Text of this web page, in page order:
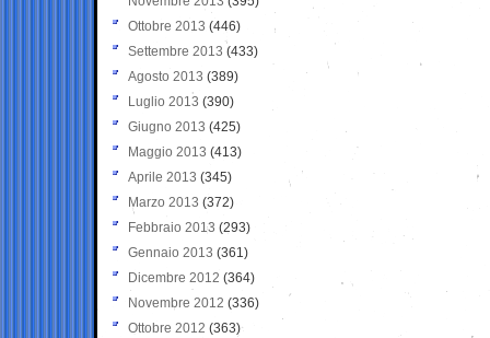
Ottobre 2013 (446)
Settembre 2013 (433)
Agosto 2013 (389)
Luglio 2013 (390)
Giugno 2013 (425)
Maggio 2013 (413)
Aprile 2013 (345)
Marzo 2013 (372)
Febbraio 2013 (293)
Gennaio 2013 (361)
Dicembre 2012 (364)
Novembre 2012 (336)
Ottobre 2012 (363)